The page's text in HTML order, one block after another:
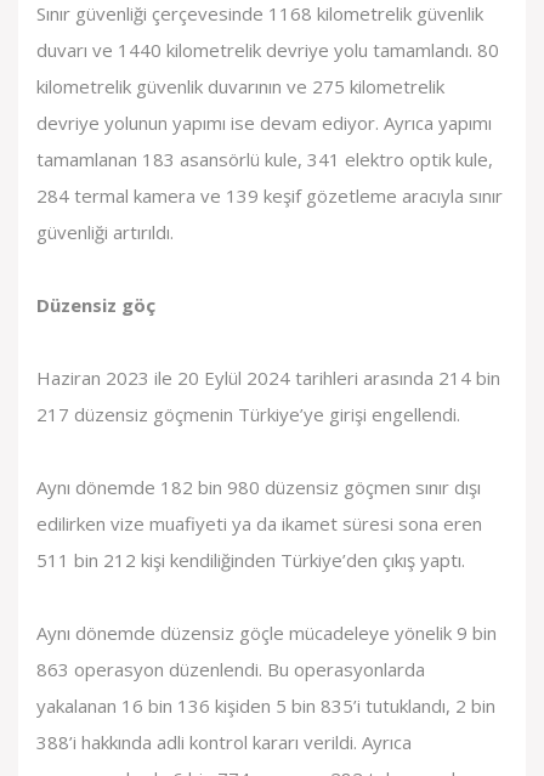
Sınır güvenliği çerçevesinde 1168 kilometrelik güvenlik
duvarı ve 1440 kilometrelik devriye yolu tamamlandı. 80
kilometrelik güvenlik duvarının ve 275 kilometrelik
devriye yolunun yapımı ise devam ediyor. Ayrıca yapımı
tamamlanan 183 asansörlü kule, 341 elektro optik kule,
284 termal kamera ve 139 keşif gözetleme aracıyla sınır
güvenliği artırıldı.
Düzensiz göç
Haziran 2023 ile 20 Eylül 2024 tarihleri arasında 214 bin
217 düzensiz göçmenin Türkiye’ye girişi engellendi.
Aynı dönemde 182 bin 980 düzensiz göçmen sınır dışı
edilirken vize muafiyeti ya da ikamet süresi sona eren
511 bin 212 kişi kendiliğinden Türkiye’den çıkış yaptı.
Aynı dönemde düzensiz göçle mücadeleye yönelik 9 bin
863 operasyon düzenlendi. Bu operasyonlarda
yakalanan 16 bin 136 kişiden 5 bin 835’i tutuklandı, 2 bin
388’i hakkında adli kontrol kararı verildi. Ayrıca